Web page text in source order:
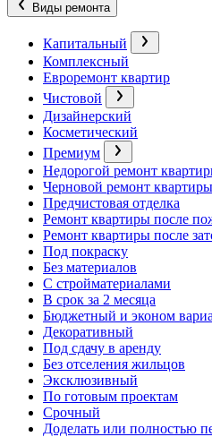
Виды ремонта
Капитальный
Комплексный
Евроремонт квартир
Чистовой
Дизайнерский
Косметический
Премиум
Недорогой ремонт
Черновой ремонт квартиры
Предчистовая отделка
Ремонт квартиры после
Ремонт квартиры после
Под покраску
Без материалов
С стройматериалами
В срок за 2 месяца
Бюджетный и эконом
Декоративный
Под сдачу в аренду
Без отселения жильцов
Эксклюзивный
По готовым проектам
Срочный
Доделать или полностью